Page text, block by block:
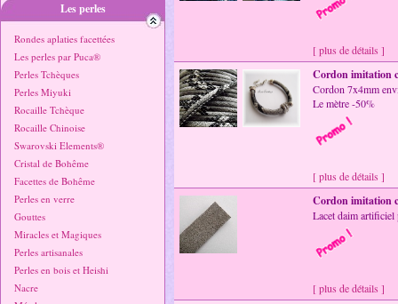
Les perles
Rondes aplaties facettées
Les perles par Puca®
Perles Tchèques
Perles Miyuki
Rocaille Tchèque
Rocaille Chinoise
Swarovski Elements®
Cristal de Bohême
Facettes de Bohême
Perles en verre
Gouttes
Miracles et Magiques
Perles artisanales
Perles en bois et Heishi
Nacre
[ plus de détails ]
Cordon imitation
Cordon 7x4mm
Le mètre -50%
[ plus de détails ]
Cordon imitation
Lacet daim
[ plus de détails ]